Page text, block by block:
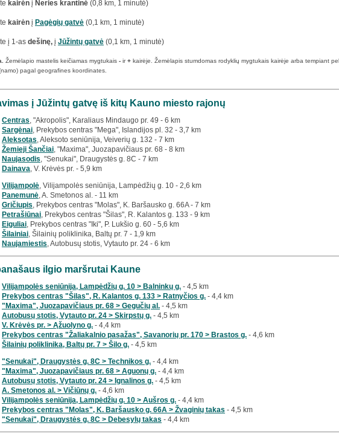
kairėn į Neries krantinė (0,8 km, 1 minutė)
kairėn į Pagėgių gatvė (0,1 km, 1 minutė)
į 1-as dešinę, į Jūžintų gatvė (0,1 km, 1 minutė)
Žemėlapio mastelis keičiamas mygtukais - ir+ kairėje. Žemėlapis stumdomas rodyklių mygtukais kairėje arba tempiant
pagal geografines koordinates.
į Jūžintų gatvę iš kitų Kauno miesto rajonų
Centras , "Akropolis", Karaliaus Mindaugo pr. 49 - 6 km
Sargėnai , Prekybos centras "Mega", Islandijos pl. 32 - 3,7 km
Aleksotas , Aleksoto seniūnija, Veiverių g. 132 - 7 km
Žemieji Šančiai , "Maxima", Juozapavičiaus pr. 68 - 8 km
Naujasodis , "Senukai", Draugystės g. 8C - 7 km
Dainava , V. Krėvės pr. - 5,9 km
Vilijampolė , Vilijampolės seniūnija, Lampėdžių g. 10 - 2,6 km
Panemunė , A. Smetonos al. - 11 km
Gričiupis , Prekybos centras "Molas", K. Baršausko g. 66A - 7 km
Petrašiūnai , Prekybos centras "Šilas", R. Kalantos g. 133 - 9 km
Eiguliai , Prekybos centras "Iki", P. Lukšio g. 60 - 5,6 km
Šilainiai , Šilainių poliklinika, Baltų pr. 7 - 1,9 km
Naujamiestis , Autobusų stotis, Vytauto pr. 24 - 6 km
ilgio maršrutai Kaune
Vilijampolės seniūnija, Lampėdžių g. 10 > Balninkų g. - 4,5 km
Prekybos centras "Šilas", R. Kalantos g. 133 > Ratnyčios g. - 4,4 km
"Maxima", Juozapavičiaus pr. 68 > Gegučių al. - 4,5 km
Autobusų stotis, Vytauto pr. 24 > Skirpstų g. - 4,5 km
V. Krėvės pr. > Ąžuolyno g. - 4,4 km
Prekybos centras "Žaliakalnio pasažas", Savanorių pr. 170 > Brastos g. - 4,6 km
Šilainių poliklinika, Baltų pr. 7 > Šilo g. - 4,5 km
"Senukai", Draugystės g. 8C > Technikos g. - 4,4 km
"Maxima", Juozapavičiaus pr. 68 > Aguonų g. - 4,4 km
Autobusų stotis, Vytauto pr. 24 > Ignalinos g. - 4,5 km
A. Smetonos al. > Vičiūnų g. - 4,6 km
Vilijampolės seniūnija, Lampėdžių g. 10 > Aušros g. - 4,4 km
Prekybos centras "Molas", K. Baršausko g. 66A > Žvaginių takas - 4,5 km
"Senukai", Draugystės g. 8C > Debesylų takas - 4,4 km